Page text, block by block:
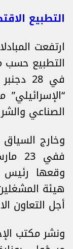
التطبيع
التطبيع حسب
في 28
الصناعي والشراكة في 5
وخارج
وقعها رئيس
هيئة
أجل التعاون
ونشر مكتب